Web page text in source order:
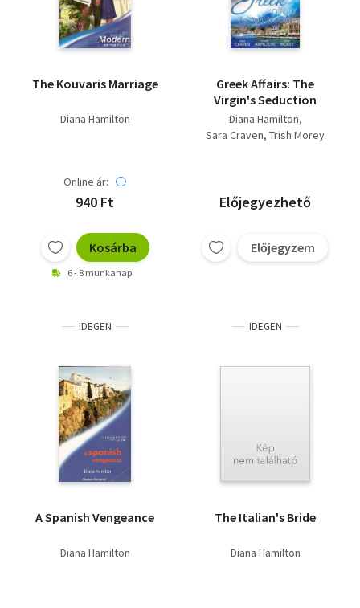
The Kouvaris Marriage
Diana Hamilton
Online ár:
940 Ft
Kosárba
6 - 8 munkanap
Greek Affairs: The
Virgin's Seduction
Diana Hamilton
Sara Craven Trish Morey
Előjegyezhető
Előjegyzem
IDEGEN
A Spanish Vengeance
Diana Hamilton
IDEGEN
The Italian's Bride
Diana Hamilton